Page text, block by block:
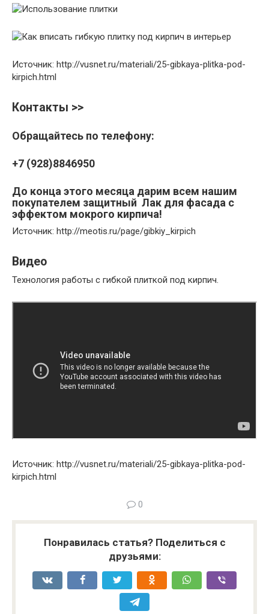
Источник: http://vusnet.ru/materiali/25-gibkaya-plitka-pod-
kirpich.html
Контакты >>
Обращайтесь по телефону:
+7 (928)8846950
До конца этого месяца дарим всем нашим
покупателем защитный Лак для фасада с
эффектом мокрого кирпича!
Источник: http://meotis.ru/page/gibkiy_kirpich
Видео
Технология работы с гибкой плиткой под кирпич.
Источник: http://vusnet.ru/materiali/25-gibkaya-plitka-pod-
kirpich.html
0
Понравилась статья? Поделиться с
друзьями: